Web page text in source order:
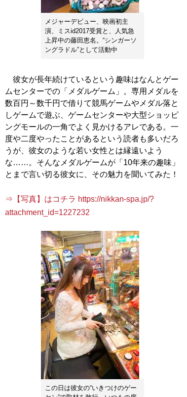
メジャーデビュー、映画初主
演、ミスid2017受賞と、人気急
上昇中の藤田恵名。“シンガーソ
ングラドル”として活動中
彼女が長年続けているという趣味はなんとゲー
ムセンターでの「メダルゲーム」。専用メダルを
数百円～数千円で借りて競馬ゲームやメダル落と
しゲームで遊ぶ、ゲームセンターや大型ショッピ
ングモールの一角でよく見かけるアレである。一
度や二度やったことがあるという読者も多いだろ
うが、彼女のような若い女性とは縁遠いよう
な……。そんなメダルゲームが「10年来の趣味」
とまで言い切る彼女に、その魅力を聞いてみた！
⇒【写真】はコチラ https://nikkan-spa.jp/?
attachment_id=1227232
この日は彼女の“いきつけのゲー